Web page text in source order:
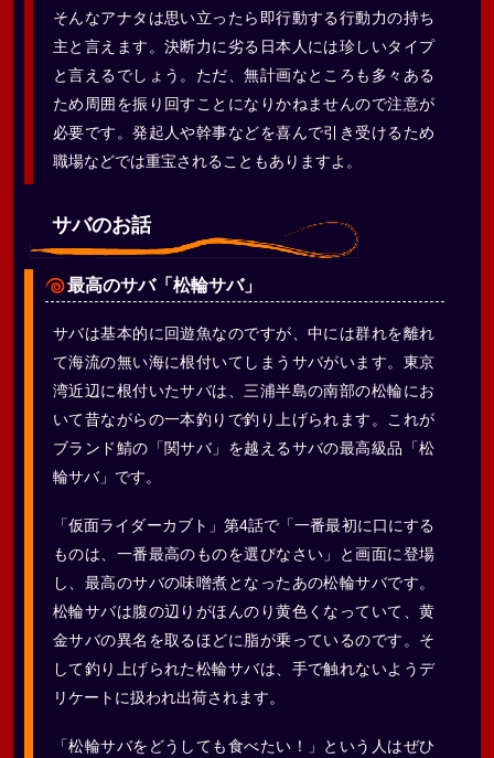
そんなアナタは思い立ったら即行動する行動力の持ち
主と言えます。決断力に劣る日本人には珍しいタイプ
と言えるでしょう。ただ、無計画なところも多々ある
ため周囲を振り回すことになりかねませんので注意が
必要です。発起人や幹事などを喜んで引き受けるため
職場などでは重宝されることもありますよ。
サバのお話
最高のサバ「松輪サバ」
サバは基本的に回遊魚なのですが、中には群れを離れ
て海流の無い海に根付いてしまうサバがいます。東京
湾近辺に根付いたサバは、三浦半島の南部の松輪にお
いて昔ながらの一本釣りで釣り上げられます。これが
ブランド鯖の「関サバ」を越えるサバの最高級品「松
輪サバ」です。
「仮面ライダーカブト」第4話で「一番最初に口にする
ものは、一番最高のものを選びなさい」と画面に登場
し、最高のサバの味噌煮となったあの松輪サバです。
松輪サバは腹の辺りがほんのり黄色くなっていて、黄
金サバの異名を取るほどに脂が乗っているのです。そ
して釣り上げられた松輪サバは、手で触れないようデ
リケートに扱われ出荷されます。
「松輪サバをどうしても食べたい！」という人はぜひ